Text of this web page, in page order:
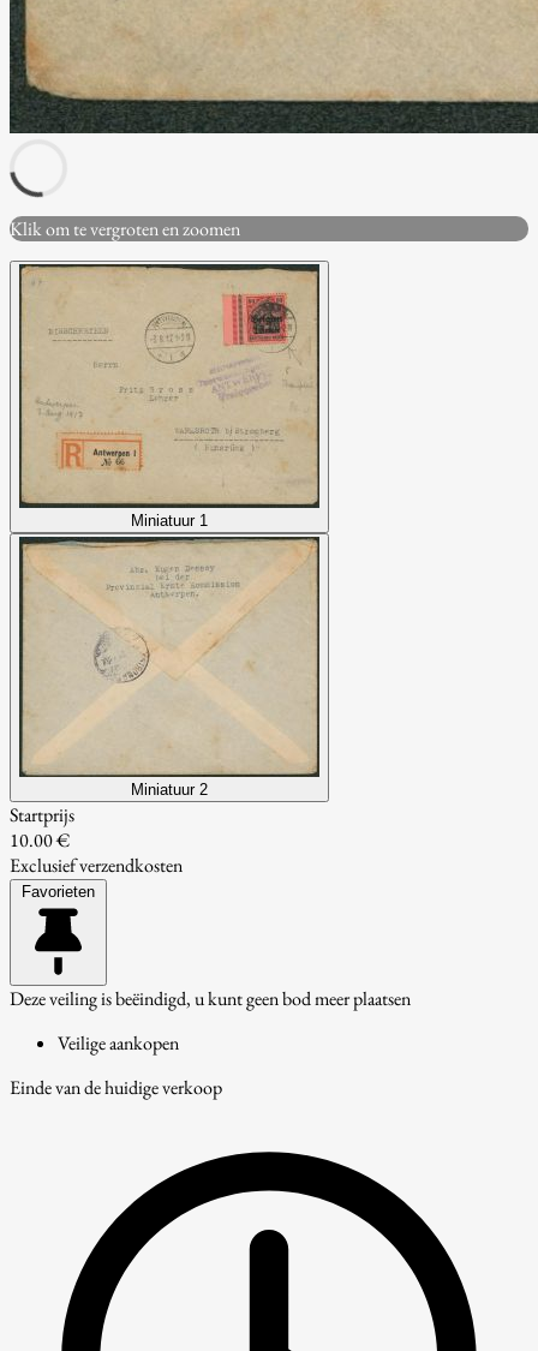
Klik om te vergroten en zoomen
Miniatuur 1
Miniatuur 2
Startprijs
10.00 €
Exclusief verzendkosten
Favorieten
Deze veiling is beëindigd, u kunt geen bod meer plaatsen
Veilige aankopen
Einde van de huidige verkoop